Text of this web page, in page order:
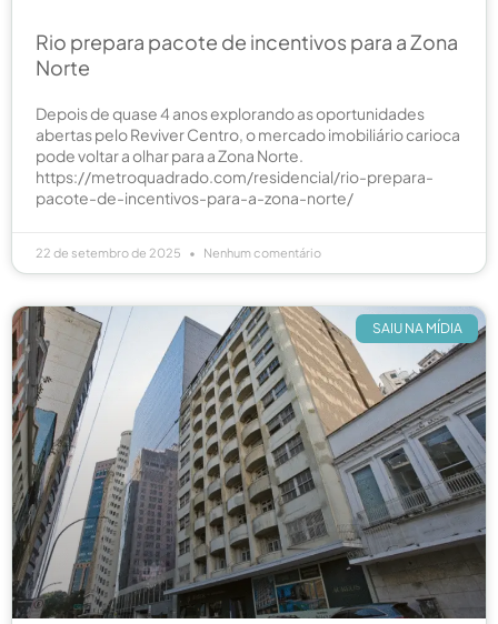
Rio prepara pacote de incentivos para a Zona
Norte
Depois de quase 4 anos explorando as oportunidades
abertas pelo Reviver Centro, o mercado imobiliário carioca
pode voltar a olhar para a Zona Norte.
https://metroquadrado.com/residencial/rio-prepara-
pacote-de-incentivos-para-a-zona-norte/
22 de setembro de 2025 Nenhum comentário
SAIU NA MÍDIA